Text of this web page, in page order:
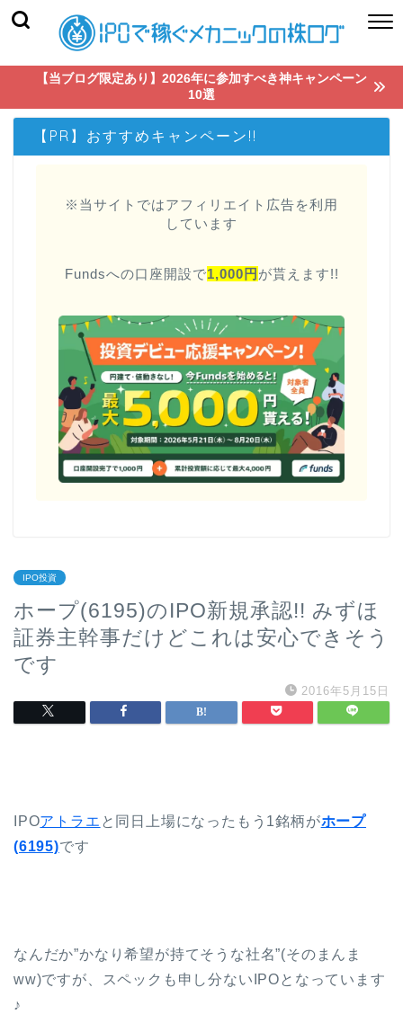
【当ブログ限定あり】2026年に参加すべき神キャンペーン
10選
【PR】おすすめキャンペーン!!
※当サイトではアフィリエイト広告を利用
しています
Fundsへの口座開設で1,000円 が貰えます!!
IPO投資
ホープ(6195)のIPO新規承認!! みずほ
証券主幹事だけどこれは安心できそう
です
2016年5月15日
IPOアトラエ と同日上場になったもう1銘柄がホープ
(6195)です
なんだか”かなり希望が持てそうな社名”(そのまんま
ww)ですが、スペックも申し分ないIPOとなっています
♪